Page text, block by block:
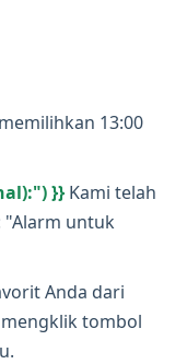
13:00
}} Kami telah
"Alarm untuk
Anda dari
tombol